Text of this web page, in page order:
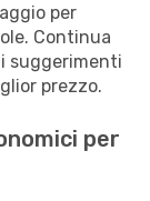
per
Continua
suggerimenti
prezzo.
per